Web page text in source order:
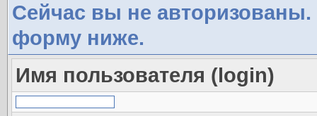
Сейчас вы не авторизованы.
форму ниже.
Имя пользователя (login)